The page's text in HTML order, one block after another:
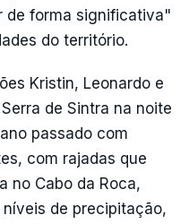
de forma significativa"
do território.
Kristin, Leonardo e
de Sintra na noite
passado com
com rajadas que
no Cabo da Roca,
de precipitação,